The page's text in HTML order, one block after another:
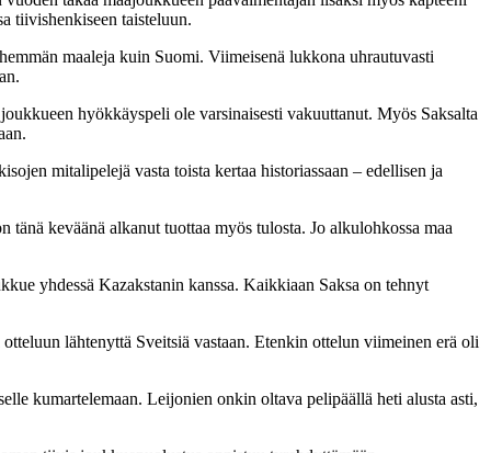
tiivishenkiseen taisteluun.
maaleja kuin Suomi. Viimeisenä lukkona uhrautuvasti
hyökkäyspeli ole varsinaisesti vakuuttanut. Myös Saksalta
mitalipelejä vasta toista kertaa historiassaan – edellisen ja
keväänä alkanut tuottaa myös tulosta. Jo alkulohkossa maa
yhdessä Kazakstanin kanssa. Kaikkiaan Saksa on tehnyt
lähtenyttä Sveitsiä vastaan. Etenkin ottelun viimeinen erä oli
kumartelemaan. Leijonien onkin oltava pelipäällä heti alusta asti,